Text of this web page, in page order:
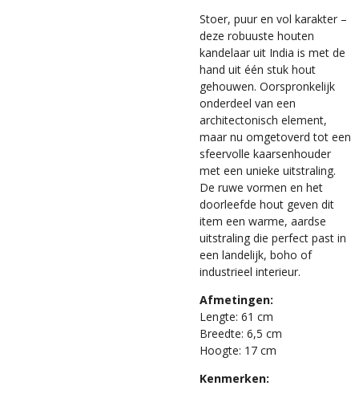
Stoer, puur en vol karakter –
deze robuuste houten
kandelaar uit India is met de
hand uit één stuk hout
gehouwen. Oorspronkelijk
onderdeel van een
architectonisch element,
maar nu omgetoverd tot een
sfeervolle kaarsenhouder
met een unieke uitstraling.
De ruwe vormen en het
doorleefde hout geven dit
item een warme, aardse
uitstraling die perfect past in
een landelijk, boho of
industrieel interieur.
Afmetingen:
Lengte: 61 cm
Breedte: 6,5 cm
Hoogte: 17 cm
Kenmerken: